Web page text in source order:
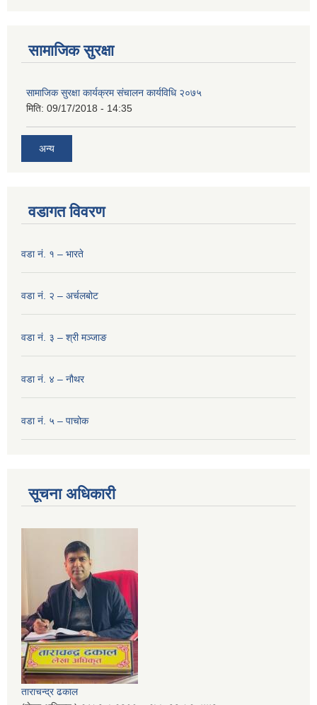
सामाजिक सुरक्षा
सामाजिक सुरक्षा कार्यक्रम संचालन कार्यविधि २०७५
मिति: 09/17/2018 - 14:35
अन्य
वडागत विवरण
वडा नं. १ – भारते
वडा नं. २ – अर्चलबोट
वडा नं. ३ – श्री मञ्‍जाङ
वडा नं. ४ – नौथर
वडा नं. ५ – पाचोक
सूचना अधिकारी
ताराचन्द्र ढकाल